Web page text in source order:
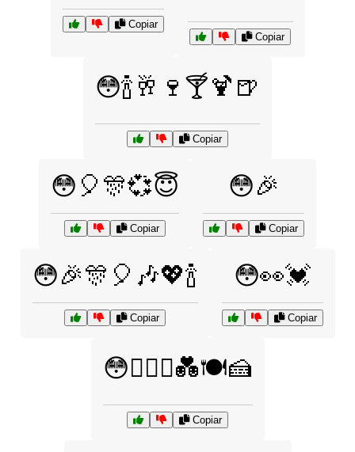
Copiar
Copiar
😳🍾🥂🍷🍸🍹🍺
Copiar
😳🎈🎊💞😇
Copiar
😳🎉
Copiar
😳🎉🎊🎈🎶💖🍾
Copiar
😳👀💓
Copiar
😳👩‍❤️‍👨💑🍽️🍰
Copiar